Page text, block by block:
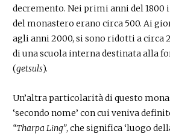
decremento. Nei primi anni del 1800
del monastero erano circa 500. Ai
agli anni 2000, si sono ridotti a circa
di una scuola interna destinata alla
(getsuls).
Un’altra particolarità di questo
‘secondo nome’ con cui veniva
“Tharpa Ling”, che significa ‘luogo